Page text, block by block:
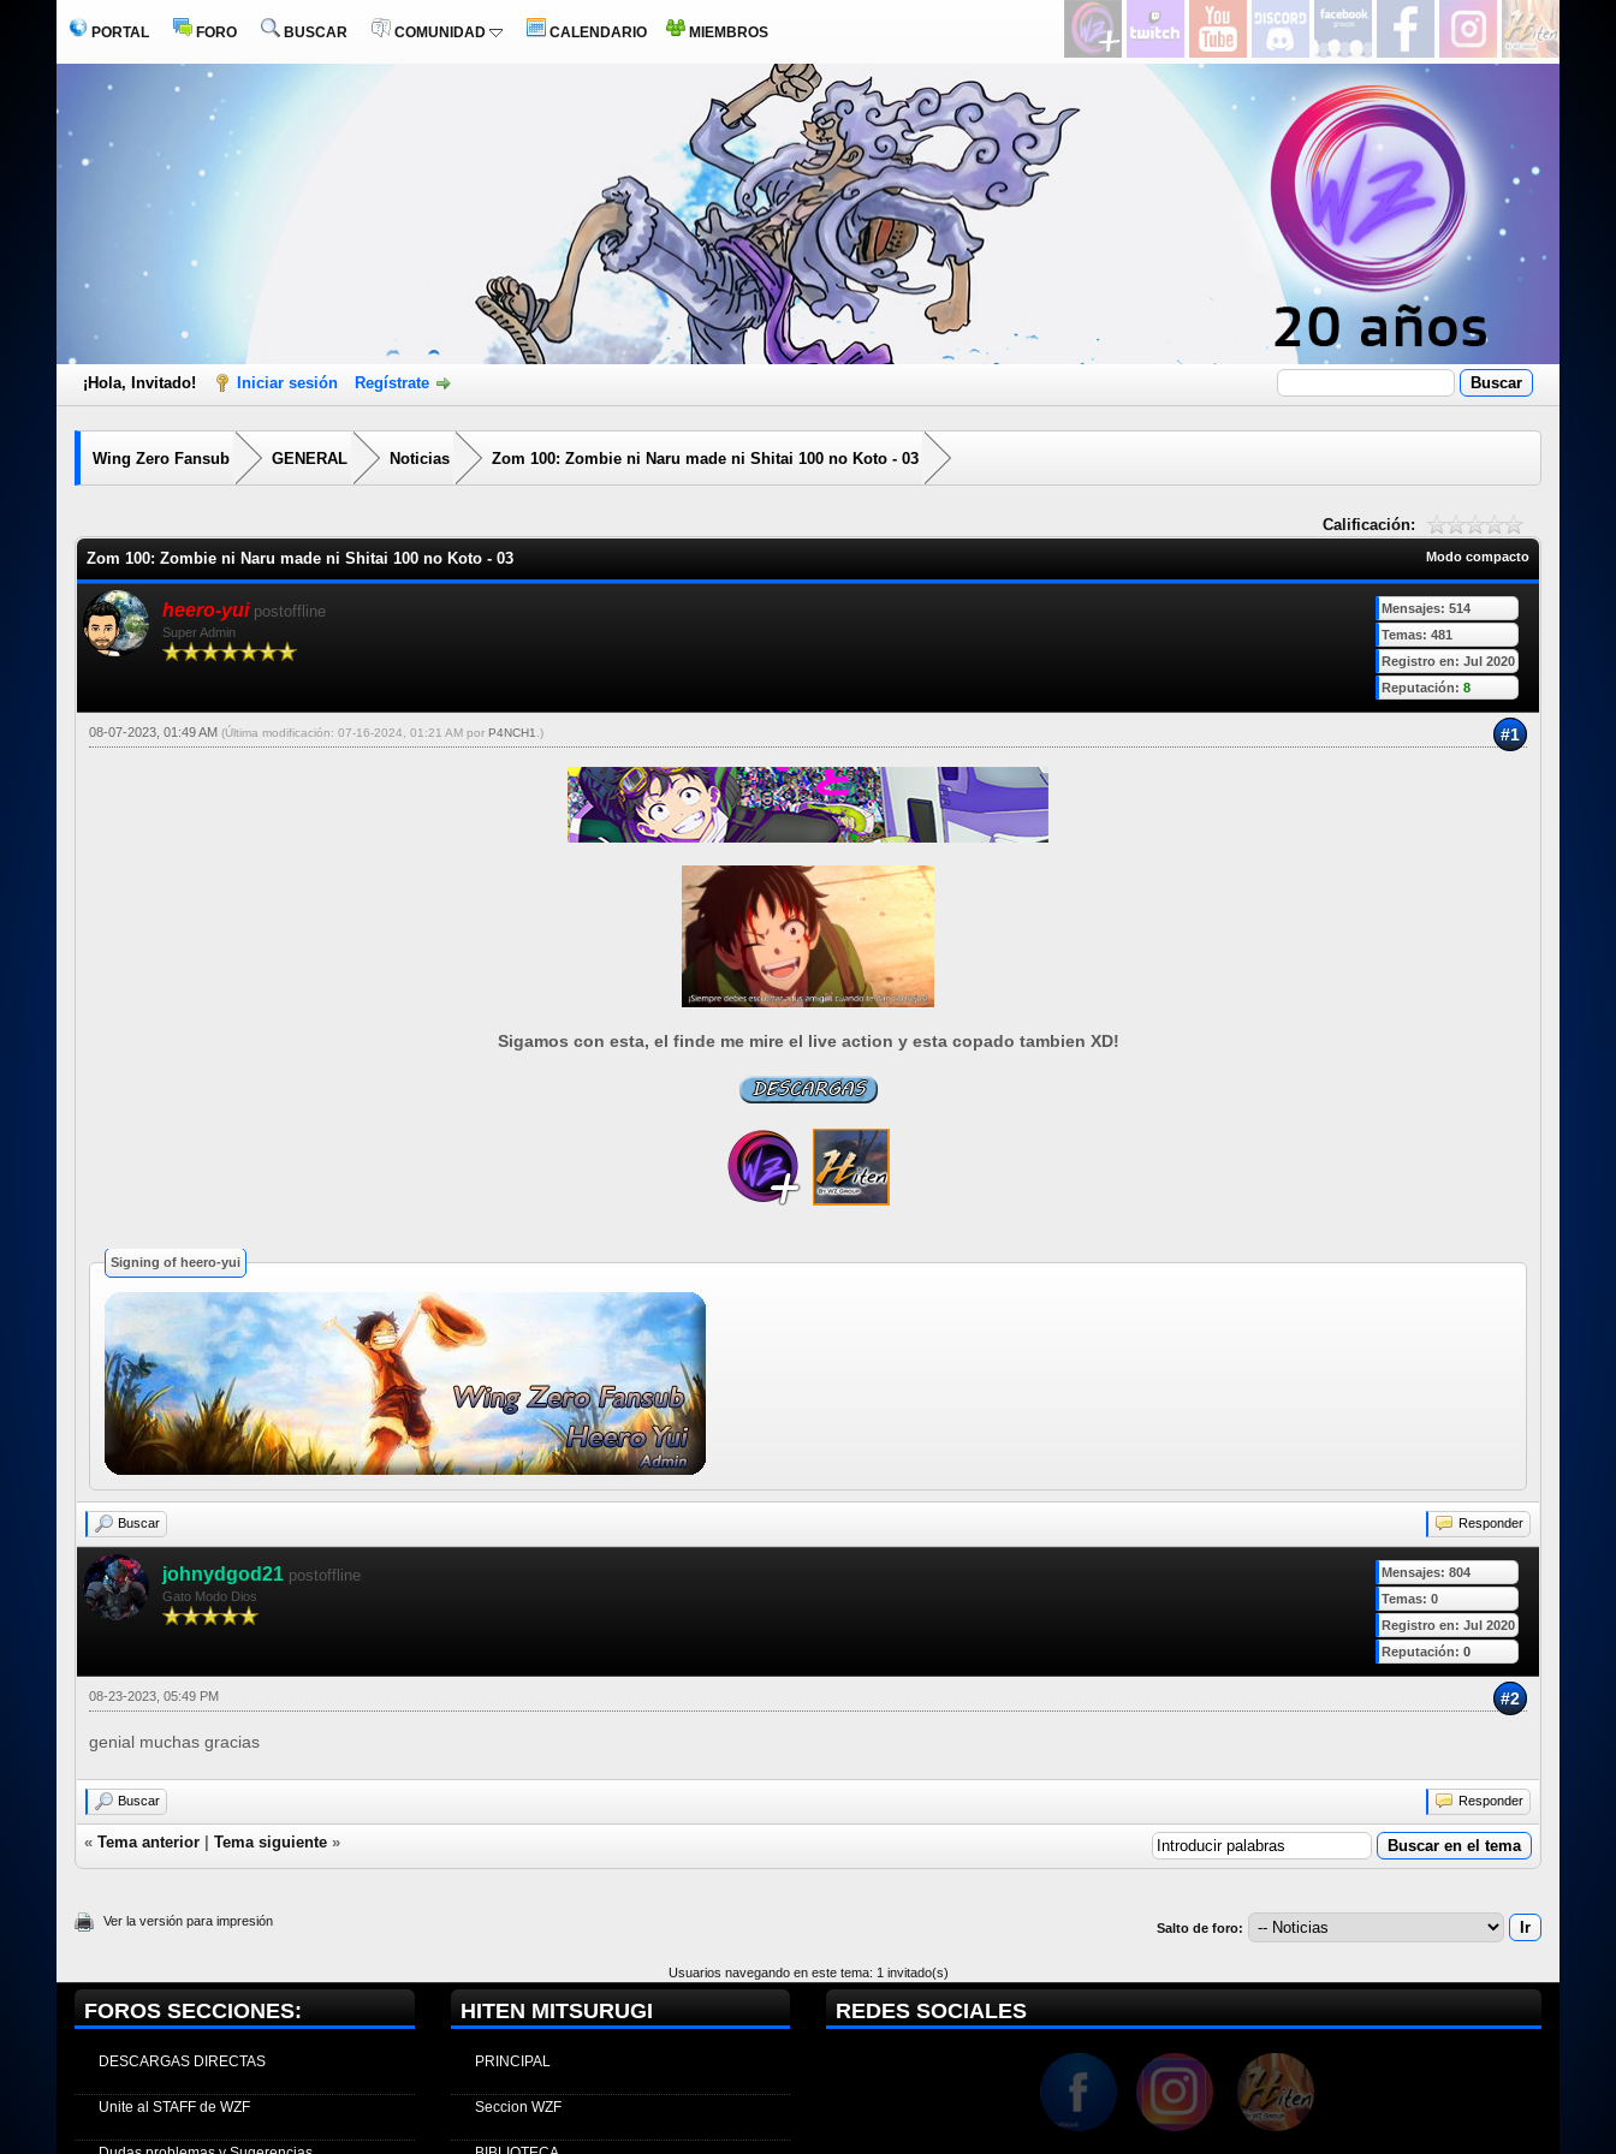
PORTAL FORO BUSCAR COMUNIDAD CALENDARIO MIEMBROS
¡Hola, Invitado! Iniciar sesión Regístrate
Wing Zero Fansub GENERAL Noticias Zom 100: Zombie ni Naru made ni Shitai 100 no Koto - 03
Calificación:
Modo compacto
Zom 100: Zombie ni Naru made ni Shitai 100 no Koto - 03
heero-yui postoffline
Super Admin
Mensajes: 514
Temas: 481
Registro en: Jul 2020
Reputación: 8
#1
08-07-2023, 01:49 AM (Última modificación: 07-16-2024, 01:21 AM por P4NCH1 .)
Sigamos con esta, el finde me mire el live action y esta copado tambien XD!
Signing of heero-yui
Buscar Responder
johnydgod21 postoffline
Gato Modo Dios
Mensajes: 804
Temas: 0
Registro en: Jul 2020
Reputación: 0
#2
08-23-2023, 05:49 PM
genial muchas gracias
Buscar Responder
« Tema anterior Tema siguiente »
Ver la versión para impresión Salto de foro:
Usuarios navegando en este tema: 1 invitado(s)
FOROS SECCIONES:
DESCARGAS DIRECTAS
Unite al STAFF de WZF
HITEN MITSURUGI
PRINCIPAL
Seccion WZF
REDES SOCIALES